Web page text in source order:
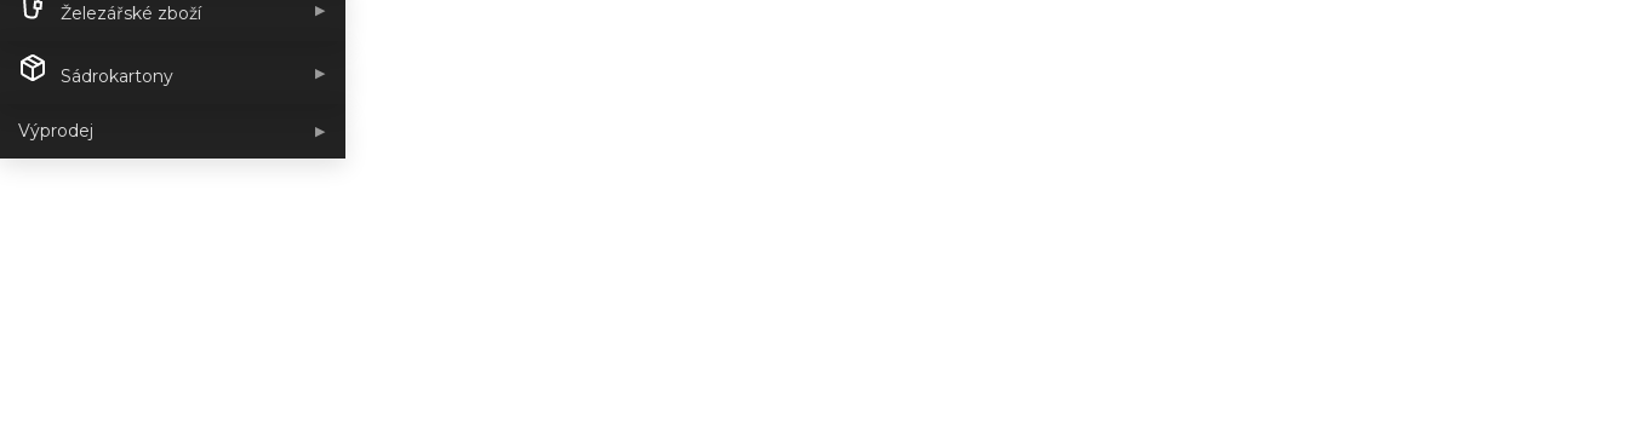
Železářské zboží ▶
Sádrokartony ▶
Výprodej ▶